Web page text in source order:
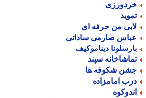
من حرفه ای
صارمی ساداتی
دیناموکیف
سپند
شکوفه ها
امامزاده